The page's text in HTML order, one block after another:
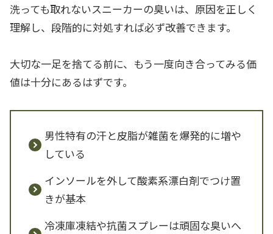
洗っても取れないスニーカーの臭いは、原因を正しく
理解し、段階的に対処すれば必ず改善できます。
大切な一足を捨てる前に、もう一度向き合ってみる価
値は十分にあるはずです。
男性特有の汗と皮脂が雑菌を爆発的に増や
している
インソールを外して酸素系漂白剤でつけ置
きが基本
冷凍庫凍結や抗菌スプレーは頑固な臭いへ